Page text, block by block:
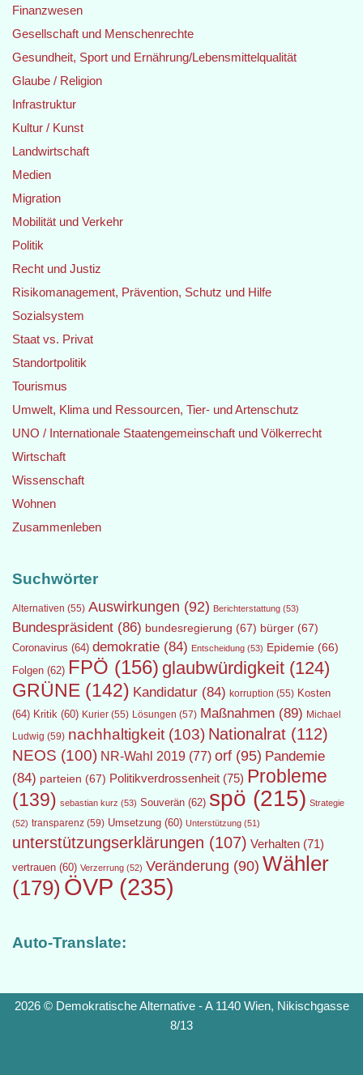
Finanzwesen
Gesellschaft und Menschenrechte
Gesundheit, Sport und Ernährung/Lebensmittelqualität
Glaube / Religion
Infrastruktur
Kultur / Kunst
Landwirtschaft
Medien
Migration
Mobilität und Verkehr
Politik
Recht und Justiz
Risikomanagement, Prävention, Schutz und Hilfe
Sozialsystem
Staat vs. Privat
Standortpolitik
Tourismus
Umwelt, Klima und Ressourcen, Tier- und Artenschutz
UNO / Internationale Staatengemeinschaft und Völkerrecht
Wirtschaft
Wissenschaft
Wohnen
Zusammenleben
Suchwörter
Alternativen (55) Auswirkungen (92) Berichterstattung (53)
Bundespräsident (86) bundesregierung (67) bürger (67)
Coronavirus (64) demokratie (84) Entscheidung (53) Epidemie (66)
Folgen (62) FPÖ (156) glaubwürdigkeit (124)
GRÜNE (142) Kandidatur (84) korruption (55) Kosten
(64) Kritik (60) Kurier (55) Lösungen (57) Maßnahmen (89) Michael
Ludwig (59) nachhaltigkeit (103) Nationalrat (112)
NEOS (100) NR-Wahl 2019 (77) orf (95) Pandemie
(84) parteien (67) Politikverdrossenheit (75) Probleme
(139) sebastian kurz (53) Souverän (62) spö (215) Strategie
(52) transparenz (59) Umsetzung (60) Unterstützung (51)
unterstützungserklärungen (107) Verhalten (71)
vertrauen (60) Verzerrung (52) Veränderung (90) Wähler
(179) ÖVP (235)
Auto-Translate:
2026 © Demokratische Alternative - A 1140 Wien, Nikischgasse
8/13